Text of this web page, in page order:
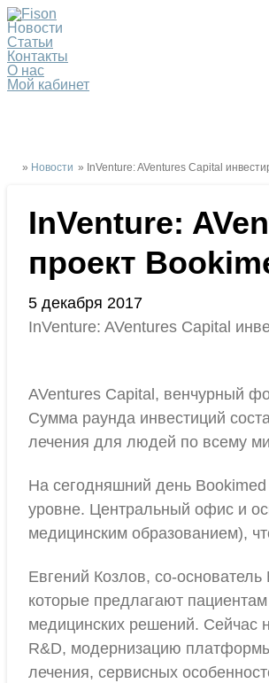
Новости
Статьи
Контакты
О нас
Мой кабинет
» Новости » InVenture: AVentures Capital
InVenture:
проект
5 декабря 2017
InVenture: AVentures Capital
AVentures Capital, венчурный
Сумма раунда инвестиций
лечения для людей по всему
На сегодняшний день
уровне. Центральный офис и
медицинским образованием),
Евгений Козлов, со-
которые предлагают
медицинских решений. Сейчас
R&D, модернизацию
лечения, сервисных